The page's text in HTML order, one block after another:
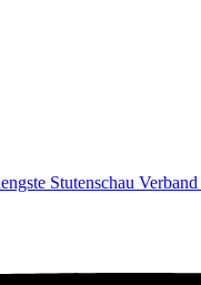
Stutenschau Verband